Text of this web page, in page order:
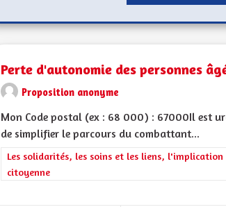
Perte d'autonomie des personnes
Proposition anonyme
Mon Code postal (ex : 68 000) : 67000Il est
de simplifier le parcours du combattant...
Filtrer les résultats de la catégorie : Les
Les solidarités, les soins et les liens, l'implication
citoyenne